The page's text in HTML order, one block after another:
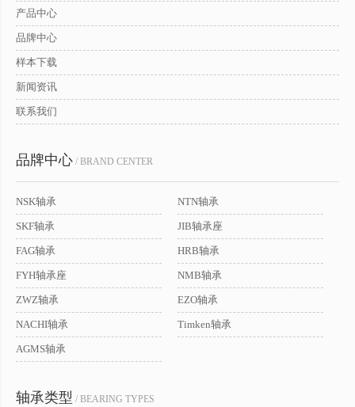
产品中心
品牌中心
样本下载
新闻资讯
联系我们
品牌中心 / BRAND CENTER
NSK轴承 NTN轴承
SKF轴承 JIB轴承座
FAG轴承 HRB轴承
FYH轴承座 NMB轴承
ZWZ轴承 EZO轴承
NACHI轴承 Timken轴承
AGMS轴承
轴承类型 / BEARING TYPES